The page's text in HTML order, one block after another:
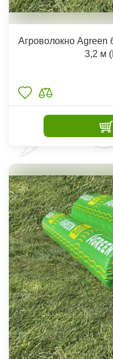
Агроволокно Agreen
3,2 м